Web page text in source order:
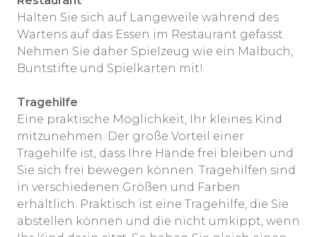
Halten Sie sich auf Langeweile während des
Wartens auf das Essen im Restaurant gefasst.
Nehmen Sie daher Spielzeug wie ein Malbuch,
Buntstifte und Spielkarten mit!
Tragehilfe
Eine praktische Möglichkeit, Ihr kleines Kind
mitzunehmen. Der große Vorteil einer
Tragehilfe ist, dass Ihre Hände frei bleiben und
Sie sich frei bewegen können. Tragehilfen sind
in verschiedenen Größen und Farben
erhältlich. Praktisch ist eine Tragehilfe, die Sie
abstellen können und die nicht umkippt, wenn